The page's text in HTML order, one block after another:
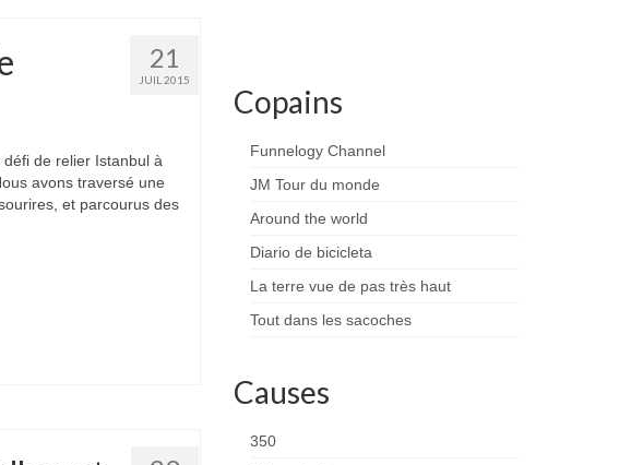
21
JUIL 2015
défi de relier Istanbul à
avons traversé une
et parcourus des
Copains
Funnelogy Channel
JM Tour du monde
Around the world
Diario de bicicleta
La terre vue de pas très haut
Tout dans les sacoches
Causes
350